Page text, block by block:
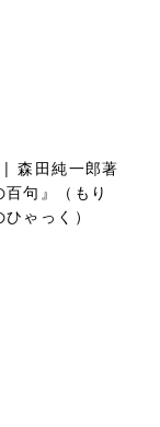
森田純一郎著
百句』（もり
ゃっく）